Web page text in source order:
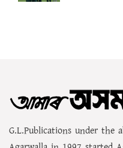
G.L.Publications under the